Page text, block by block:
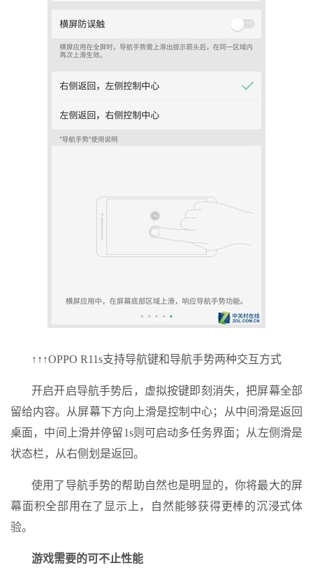
↑↑↑OPPO R11s支持导航键和导航手势两种交互方式
开启开启导航手势后，虚拟按键即刻消失，把屏幕全部
留给内容。从屏幕下方向上滑是控制中心；从中间滑是返回
桌面，中间上滑并停留1s则可启动多任务界面；从左侧滑是
状态栏，从右侧划是返回。
使用了导航手势的帮助自然也是明显的，你将最大的屏
幕面积全部用在了显示上，自然能够获得更棒的沉浸式体
验。
游戏需要的可不止性能